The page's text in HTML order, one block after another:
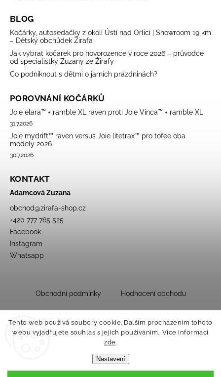
Tento web používá soubory cookie. Dalším procházením tohoto
webu vyjadřujete souhlas s jejich používáním.. Více informací
zde.
Nastavení
BLOG
Kočárky, autosedačky z okolí Ústí nad Orlicí | Showroom 19 km
– Dětský obchůdek Žirafa
Jak vybrat kočárek pro novorozence v roce 2026 – průvodce
od specialistky Zuzany ze Žirafy
Co podniknout s dětmi o jarních prázdninách?
POROVNÁNÍ KOČÁRKŮ
Joie elara™ + ramble XL raven proti Joie Vinca™ + ramble XL
31.7.2026
Joie mydrift™ raven versus Joie litetrax™ pro tofee oba
modely 2026
30.7.2026
KONTAKT
Adamcová Zuzana
obchod@zirafa-shop.cz
+420 777 765 525
Facebook
Instagram
Whatsapp
Obchodní podmínky Hodnocení obchodu